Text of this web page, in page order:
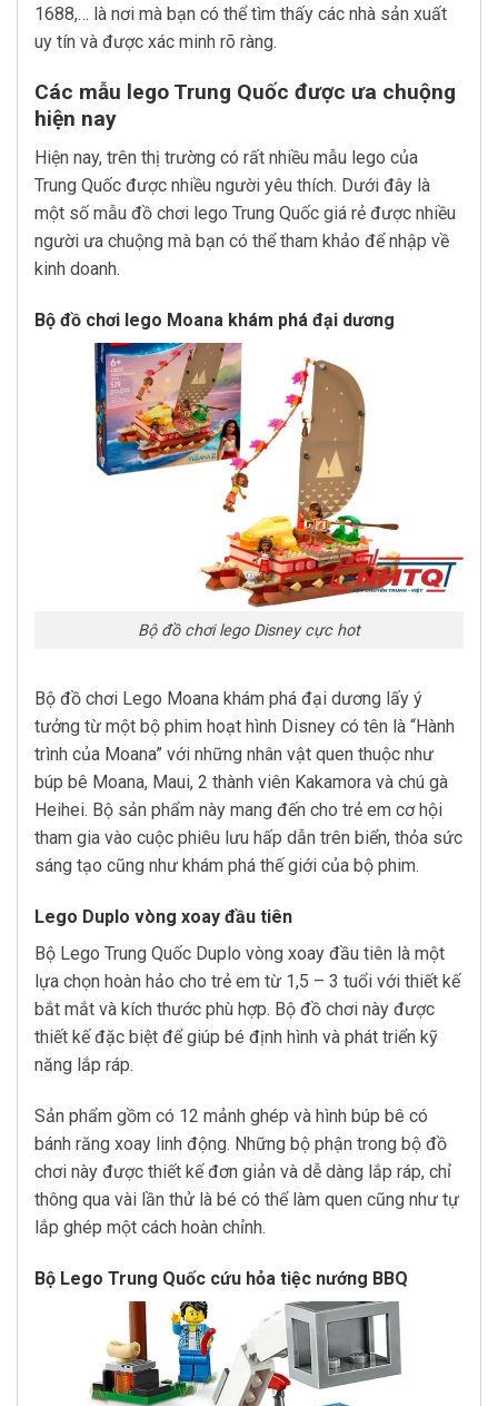
1688,… là nơi mà bạn có thể tìm thấy các nhà sản xuất
uy tín và được xác minh rõ ràng.
Các mẫu lego Trung Quốc được ưa chuộng
hiện nay
Hiện nay, trên thị trường có rất nhiều mẫu lego của
Trung Quốc được nhiều người yêu thích. Dưới đây là
một số mẫu đồ chơi lego Trung Quốc giá rẻ được nhiều
người ưa chuộng mà bạn có thể tham khảo để nhập về
kinh doanh.
Bộ đồ chơi lego Moana khám phá đại dương
Bộ đồ chơi lego Disney cực hot
Bộ đồ chơi Lego Moana khám phá đại dương lấy ý
tưởng từ một bộ phim hoạt hình Disney có tên là “Hành
trình của Moana” với những nhân vật quen thuộc như
búp bê Moana, Maui, 2 thành viên Kakamora và chú gà
Heihei. Bộ sản phẩm này mang đến cho trẻ em cơ hội
tham gia vào cuộc phiêu lưu hấp dẫn trên biển, thỏa sức
sáng tạo cũng như khám phá thế giới của bộ phim.
Lego Duplo vòng xoay đầu tiên
Bộ Lego Trung Quốc Duplo vòng xoay đầu tiên là một
lựa chọn hoàn hảo cho trẻ em từ 1,5 – 3 tuổi với thiết kế
bắt mắt và kích thước phù hợp. Bộ đồ chơi này được
thiết kế đặc biệt để giúp bé định hình và phát triển kỹ
năng lắp ráp.
Sản phẩm gồm có 12 mảnh ghép và hình búp bê có
bánh răng xoay linh động. Những bộ phận trong bộ đồ
chơi này được thiết kế đơn giản và dễ dàng lắp ráp, chỉ
thông qua vài lần thử là bé có thể làm quen cũng như tự
lắp ghép một cách hoàn chỉnh.
Bộ Lego Trung Quốc cứu hỏa tiệc nướng BBQ